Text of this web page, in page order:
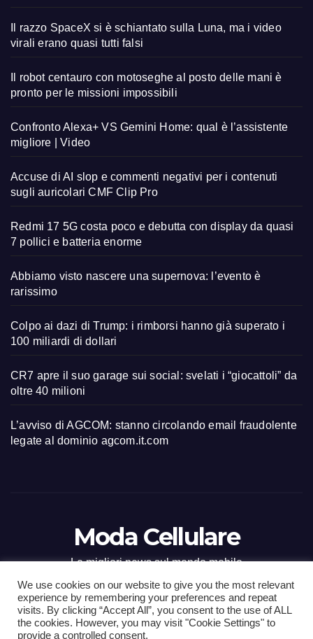
Il razzo SpaceX si è schiantato sulla Luna, ma i video
virali erano quasi tutti falsi
Il robot centauro con motoseghe al posto delle mani è
pronto per le missioni impossibili
Confronto Alexa+ VS Gemini Home: qual è l’assistente
migliore | Video
Accuse di AI slop e commenti negativi per i contenuti
sugli auricolari CMF Clip Pro
Redmi 17 5G costa poco e debutta con display da quasi
7 pollici e batteria enorme
Abbiamo visto nascere una supernova: l’evento è
rarissimo
Colpo ai dazi di Trump: i rimborsi hanno già superato i
100 miliardi di dollari
CR7 apre il suo garage sui social: svelati i “giocattoli” da
oltre 40 milioni
L’avviso di AGCOM: stanno circolando email fraudolente
legate al dominio agcom.it.com
Moda Cellulare
Le migliori news sul mondo mobile
Proudly powered by WordPress| Tema: Newsup diThemeansar
We use cookies on our website to give you the most relevant
experience by remembering your preferences and repeat
visits. By clicking “Accept All”, you consent to the use of ALL
the cookies. However, you may visit "Cookie Settings" to
provide a controlled consent.